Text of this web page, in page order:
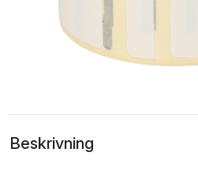
Beskrivning